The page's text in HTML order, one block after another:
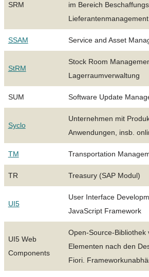
SRM
im Bereich
Lieferantenmanagement
SSAM Service and Asset
StRM
Stock Room
Lagerraumverwaltung
SUM Software Update
Syclo
Unternehmen mit
Anwendungen, insb.
TM Transportation
TR Treasury (SAP Modul)
UI5
User Interface
JavaScript Framework
UI5 Web
Components
Open-Source-Bibliothek
Elementen nach den
Fiori.